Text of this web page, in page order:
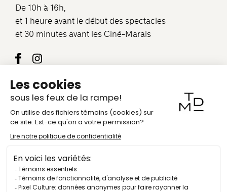
De 10h à 16h,
et 1 heure avant le début des spectacles
et 30 minutes avant les Ciné-Marais
Nous joindre
COURRIEL
ADRESSE
1121, 10e Avenue, Val-Morin (QC) J0T 2R0